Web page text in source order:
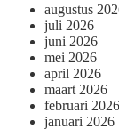
augustus
juli 2026
juni 2026
mei 2026
april 2026
maart 2026
februari 2026
januari 2026